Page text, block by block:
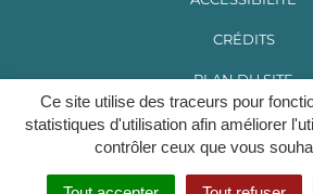
Ce site utilise des traceurs pour
statistiques d'utilisation afin améliorer
contrôler ceux que vous
CRÉDITS
PLAN DU SITE
MENTIONS
POLITIQUE DE